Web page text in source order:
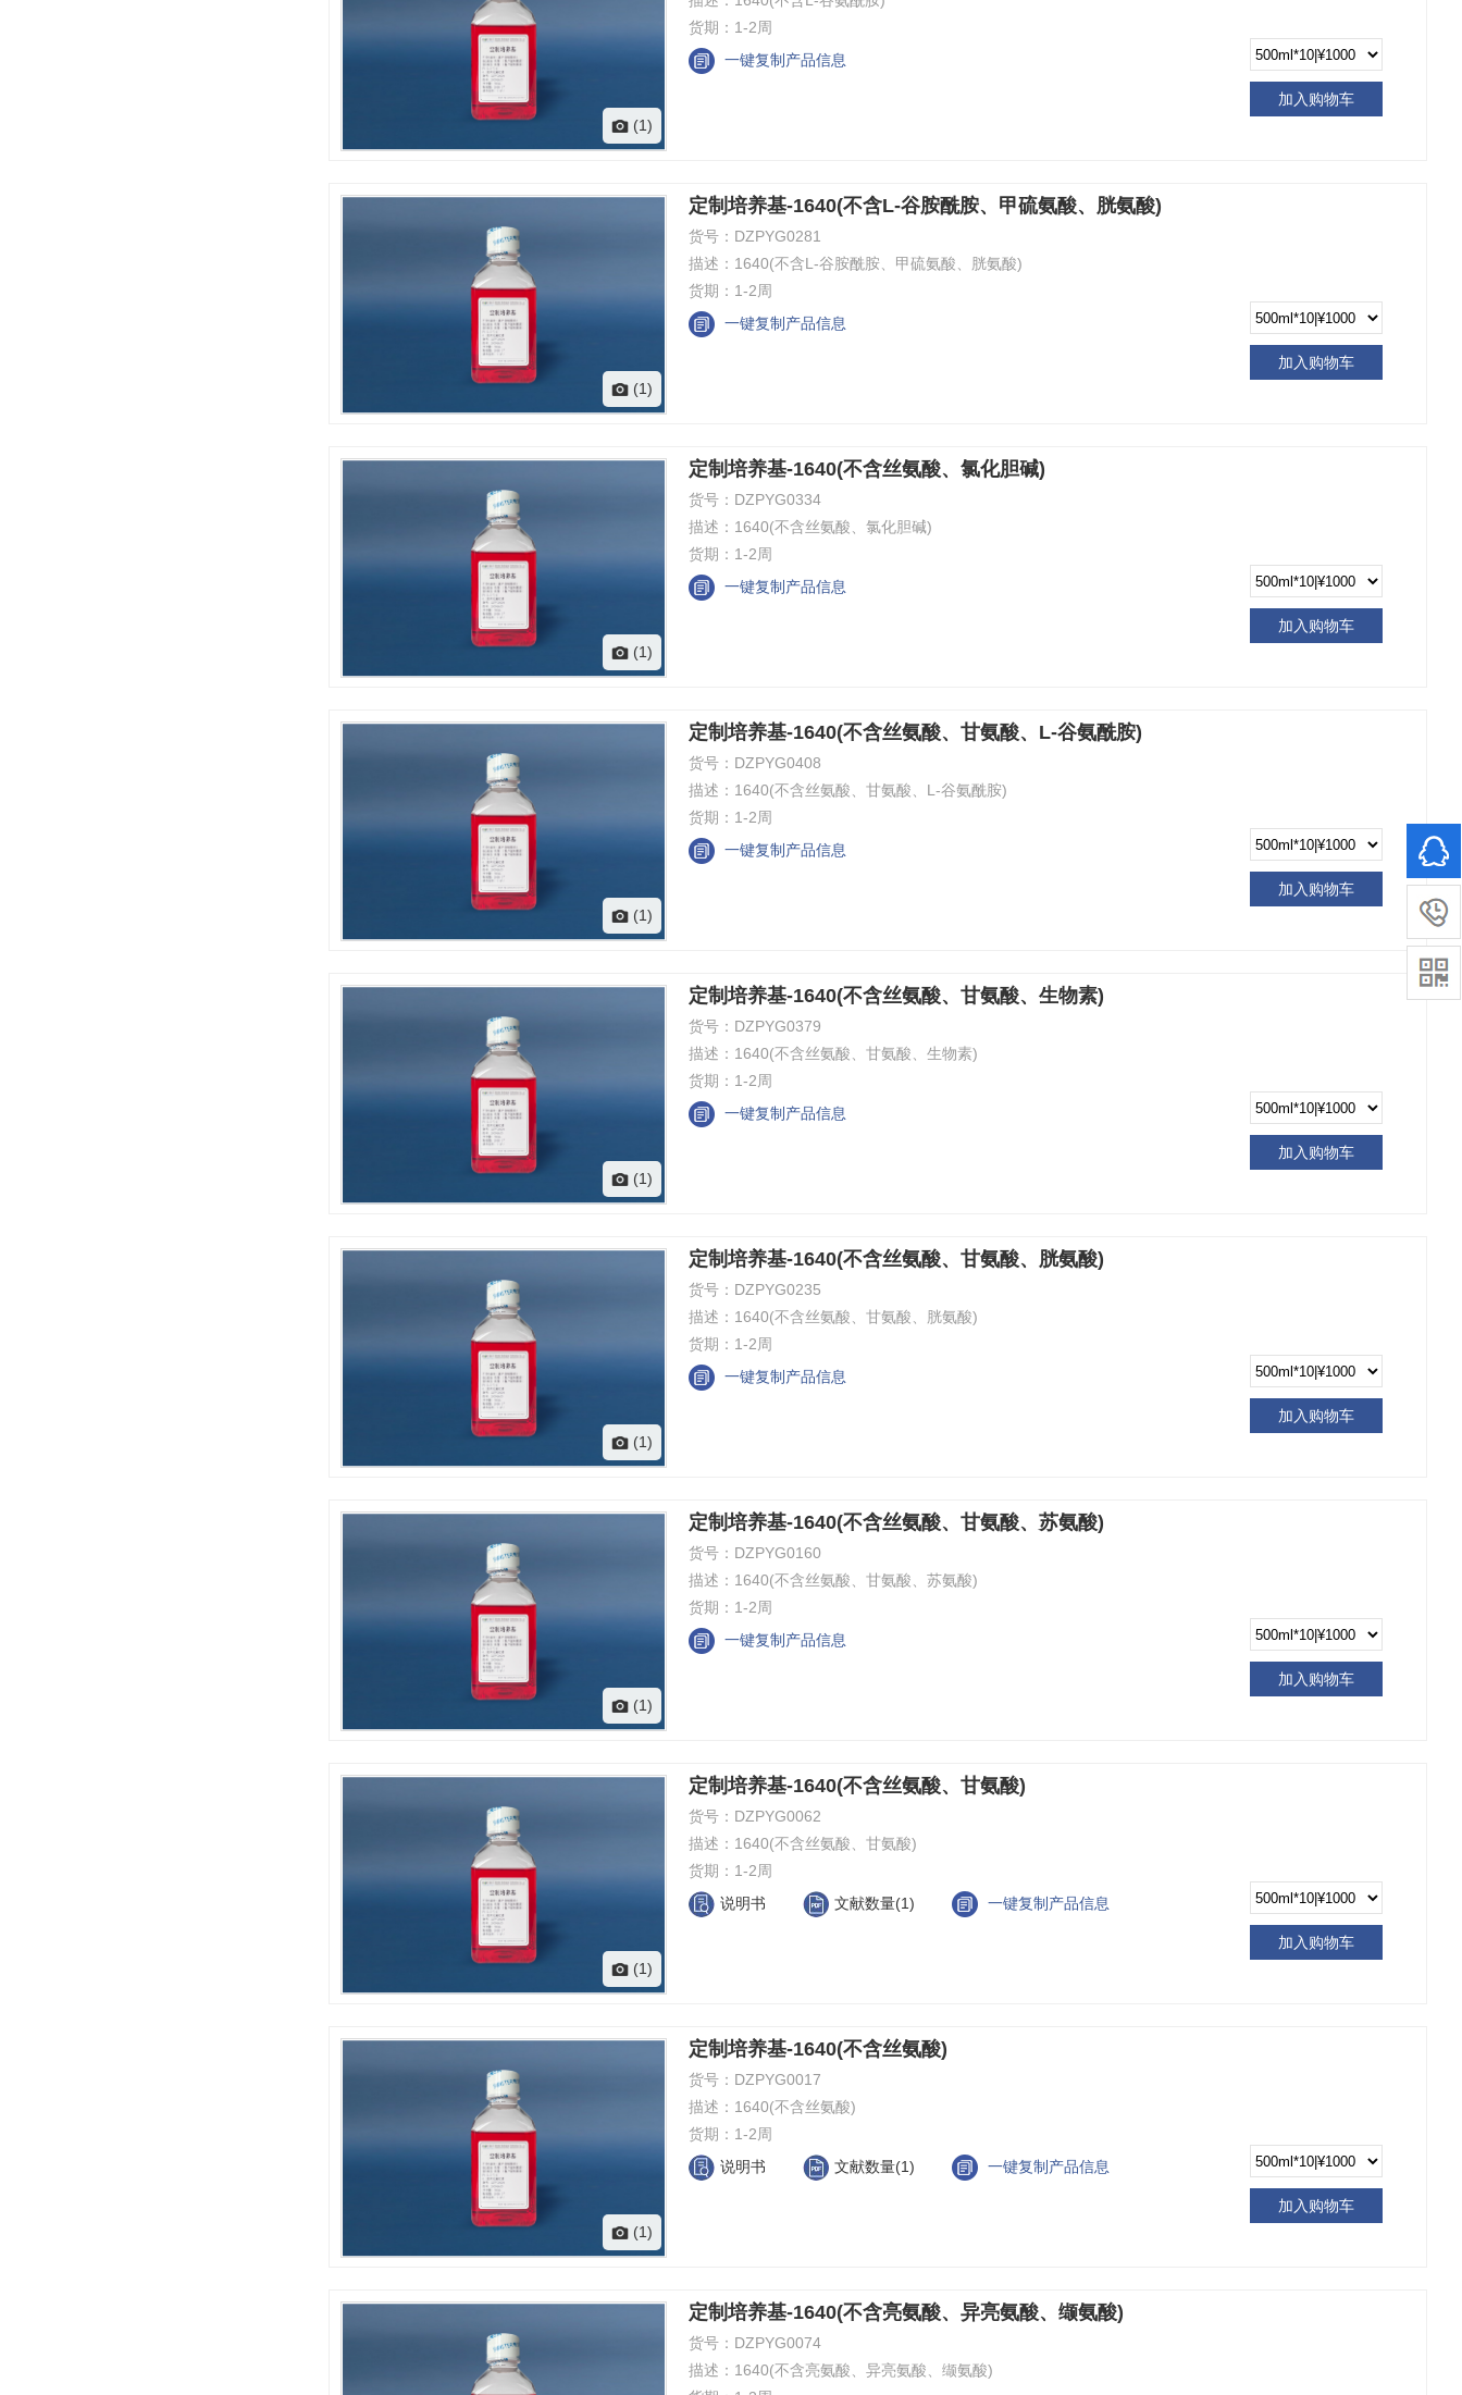
(1)
货期： 1-2周
一键复制产品信息
加入购物车
(1)
定制培养基-1640(不含L-谷胺酰胺、甲硫氨酸、胱氨酸)
货号： DZPYG0281
描述： 1640(不含L-谷胺酰胺、甲硫氨酸、胱氨酸)
货期： 1-2周
一键复制产品信息
加入购物车
(1)
定制培养基-1640(不含丝氨酸、氯化胆碱)
货号： DZPYG0334
描述： 1640(不含丝氨酸、氯化胆碱)
货期： 1-2周
一键复制产品信息
加入购物车
(1)
定制培养基-1640(不含丝氨酸、甘氨酸、L-谷氨酰胺)
货号： DZPYG0408
描述： 1640(不含丝氨酸、甘氨酸、L-谷氨酰胺)
货期： 1-2周
一键复制产品信息
加入购物车
(1)
定制培养基-1640(不含丝氨酸、甘氨酸、生物素)
货号： DZPYG0379
描述： 1640(不含丝氨酸、甘氨酸、生物素)
货期： 1-2周
一键复制产品信息
加入购物车
(1)
定制培养基-1640(不含丝氨酸、甘氨酸、胱氨酸)
货号： DZPYG0235
描述： 1640(不含丝氨酸、甘氨酸、胱氨酸)
货期： 1-2周
一键复制产品信息
加入购物车
(1)
定制培养基-1640(不含丝氨酸、甘氨酸、苏氨酸)
货号： DZPYG0160
描述： 1640(不含丝氨酸、甘氨酸、苏氨酸)
货期： 1-2周
一键复制产品信息
加入购物车
(1)
定制培养基-1640(不含丝氨酸、甘氨酸)
货号： DZPYG0062
描述： 1640(不含丝氨酸、甘氨酸)
货期： 1-2周
说明书
文献数量(1) 一键复制产品信息
加入购物车
(1)
定制培养基-1640(不含丝氨酸)
货号： DZPYG0017
描述： 1640(不含丝氨酸)
货期： 1-2周
说明书
文献数量(1) 一键复制产品信息
加入购物车
定制培养基-1640(不含亮氨酸、异亮氨酸、缬氨酸)
货号： DZPYG0074
描述： 1640(不含亮氨酸、异亮氨酸、缬氨酸)